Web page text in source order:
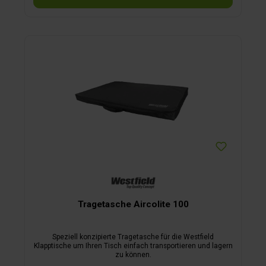
Tragetasche Aircolite 100
Speziell konzipierte Tragetasche für die Westfield
Klapptische um Ihren Tisch einfach transportieren und lagern
zu können.